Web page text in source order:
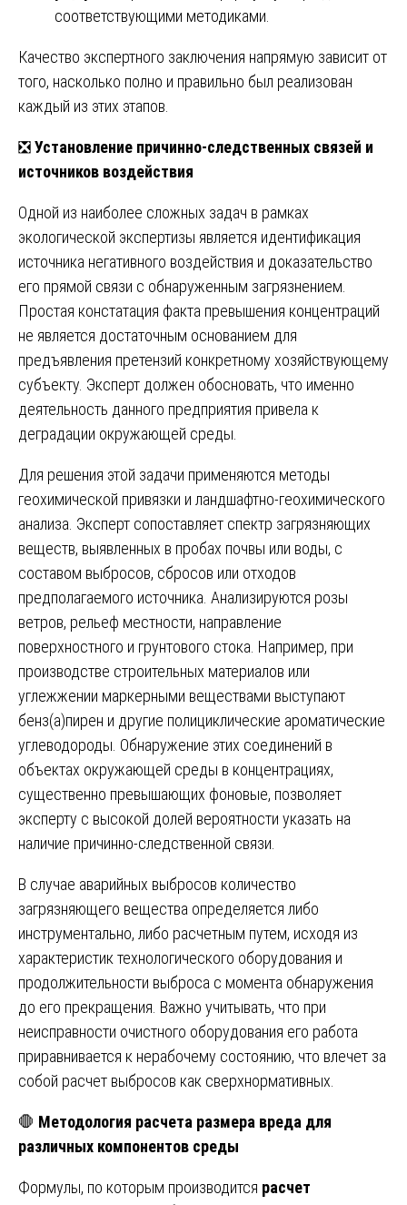
соответствующими методиками.
Качество экспертного заключения напрямую зависит от
того, насколько полно и правильно был реализован
каждый из этих этапов.
❎Установление причинно-следственных связей и
источников воздействия
Одной из наиболее сложных задач в рамках
экологической экспертизы является идентификация
источника негативного воздействия и доказательство
его прямой связи с обнаруженным загрязнением.
Простая констатация факта превышения концентраций
не является достаточным основанием для
предъявления претензий конкретному хозяйствующему
субъекту. Эксперт должен обосновать, что именно
деятельность данного предприятия привела к
деградации окружающей среды.
Для решения этой задачи применяются методы
геохимической привязки и ландшафтно-геохимического
анализа. Эксперт сопоставляет спектр загрязняющих
веществ, выявленных в пробах почвы или воды, с
составом выбросов, сбросов или отходов
предполагаемого источника. Анализируются розы
ветров, рельеф местности, направление
поверхностного и грунтового стока. Например, при
производстве строительных материалов или
углежжении маркерными веществами выступают
бенз(а)пирен и другие полициклические ароматические
углеводороды. Обнаружение этих соединений в
объектах окружающей среды в концентрациях,
существенно превышающих фоновые, позволяет
эксперту с высокой долей вероятности указать на
наличие причинно-следственной связи.
В случае аварийных выбросов количество
загрязняющего вещества определяется либо
инструментально, либо расчетным путем, исходя из
характеристик технологического оборудования и
продолжительности выброса с момента обнаружения
до его прекращения. Важно учитывать, что при
неисправности очистного оборудования его работа
приравнивается к нерабочему состоянию, что влечет за
собой расчет выбросов как сверхнормативных.
🛑 Методология расчета размера вреда для
различных компонентов среды
Формулы, по которым производится расчет